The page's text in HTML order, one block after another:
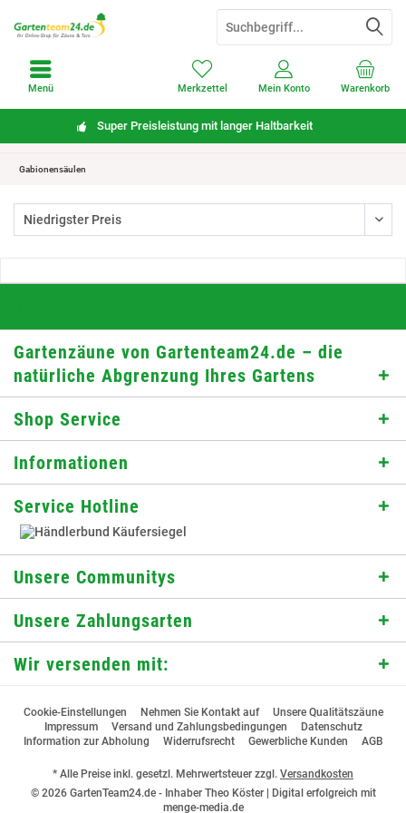
Super Preisleistung mit langer Haltbarkeit
Menü Warenkorb
Merkzettel Mein Konto
Gabionensäulen
Gartenzäune von Gartenteam24.de – die
natürliche Abgrenzung Ihres Gartens
Shop Service
Informationen
Service Hotline
Unsere Communitys
Unsere Zahlungsarten
Wir versenden mit:
Cookie-Einstellungen Nehmen Sie Kontakt auf
Unsere Qualitätszäune
Impressum
Versand und Zahlungsbedingungen
Datenschutz
Information zur Abholung
Widerrufsrecht Gewerbliche Kunden AGB
* Alle Preise inkl. gesetzl. Mehrwertsteuer zzgl. Versandkosten
© 2026 GartenTeam24.de - Inhaber Theo Köster |
Digital erfolgreich mit
menge-media.de